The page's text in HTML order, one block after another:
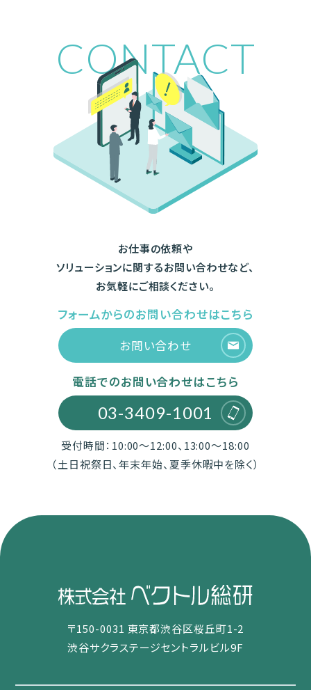
CONTACT
お仕事の依頼や
ソリューションに関するお問い合わせなど、
お気軽にご相談ください。
フォームからのお問い合わせはこちら
お問い合わせ
電話でのお問い合わせはこちら
03-3409-1001
受付時間：10:00～12:00、13:00～18:00
（土日祝祭日、年末年始、夏季休暇中を除く）
〒150-0031 東京都渋谷区桜丘町1-2
渋谷サクラステージセントラルビル9F